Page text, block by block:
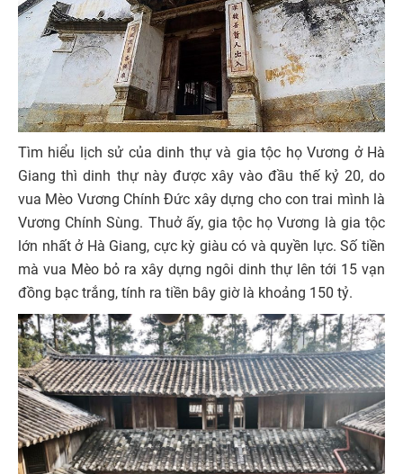
Tìm hiểu lịch sử của dinh thự và gia tộc họ Vương ở Hà
Giang thì dinh thự này được xây vào đầu thế kỷ 20, do
vua Mèo Vương Chính Đức xây dựng cho con trai mình là
Vương Chính Sùng. Thuở ấy, gia tộc họ Vương là gia tộc
lớn nhất ở Hà Giang, cực kỳ giàu có và quyền lực. Số tiền
mà vua Mèo bỏ ra xây dựng ngôi dinh thự lên tới 15 vạn
đồng bạc trắng, tính ra tiền bây giờ là khoảng 150 tỷ.